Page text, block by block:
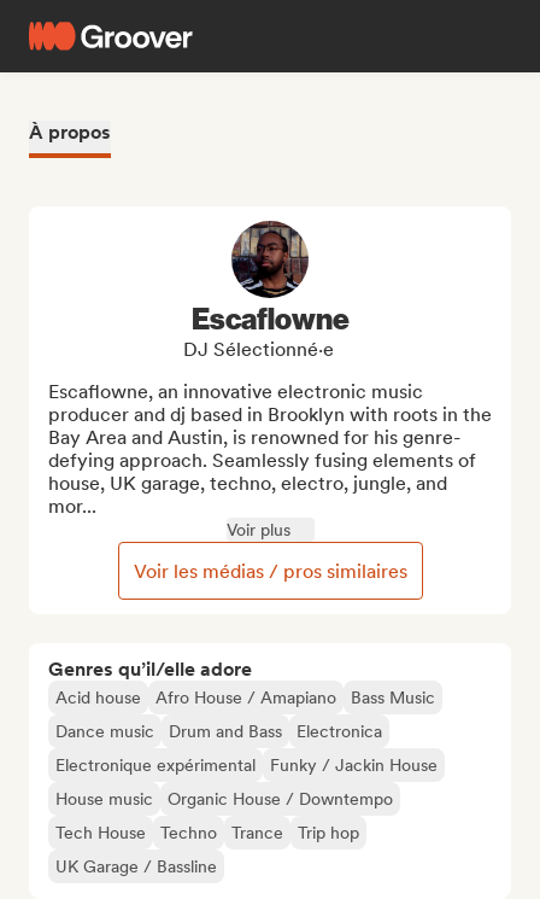
À propos
Genres qu’il/elle adore
Acid house Afro House / Amapiano
Bass Music
Dance music
Drum and Bass
Electronica
Electronique expérimental
Funky / Jackin House
House music
Organic House / Downtempo
Tech House
Techno Trance
Trip hop
UK Garage / Bassline
Escaflowne
DJ Sélectionné·e
Escaflowne, an innovative electronic music
producer and dj based in Brooklyn with roots in the
Bay Area and Austin, is renowned for his genre-
defying approach. Seamlessly fusing elements of
house, UK garage, techno, electro, jungle, and
mor...
Voir plus
Voir les médias / pros similaires